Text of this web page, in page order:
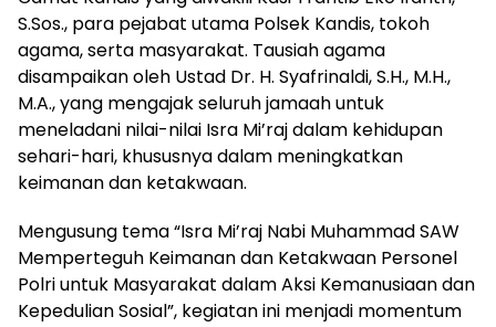
S.Sos., para pejabat utama Polsek Kandis, tokoh
agama, serta masyarakat. Tausiah agama
disampaikan oleh Ustad Dr. H. Syafrinaldi, S.H., M.H.,
M.A., yang mengajak seluruh jamaah untuk
meneladani nilai-nilai Isra Mi’raj dalam kehidupan
sehari-hari, khususnya dalam meningkatkan
keimanan dan ketakwaan.
Mengusung tema “Isra Mi’raj Nabi Muhammad SAW
Memperteguh Keimanan dan Ketakwaan Personel
Polri untuk Masyarakat dalam Aksi Kemanusiaan dan
Kepedulian Sosial”, kegiatan ini menjadi momentum